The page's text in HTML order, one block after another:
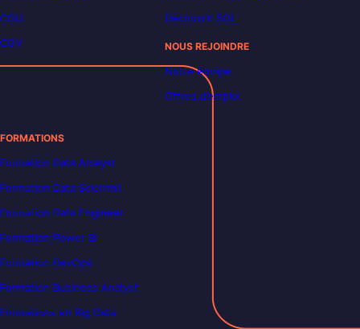
CGU
CGV
Découvrir SQL
NOUS REJOINDRE
Notre équipe
Offres d’emploi
FORMATIONS
Formation Data Analyst
Formation Data Scientist
Formation Data Engineer
Formation Power BI
Formation DevOps
Formation Business Analyst
Formations en Big Data